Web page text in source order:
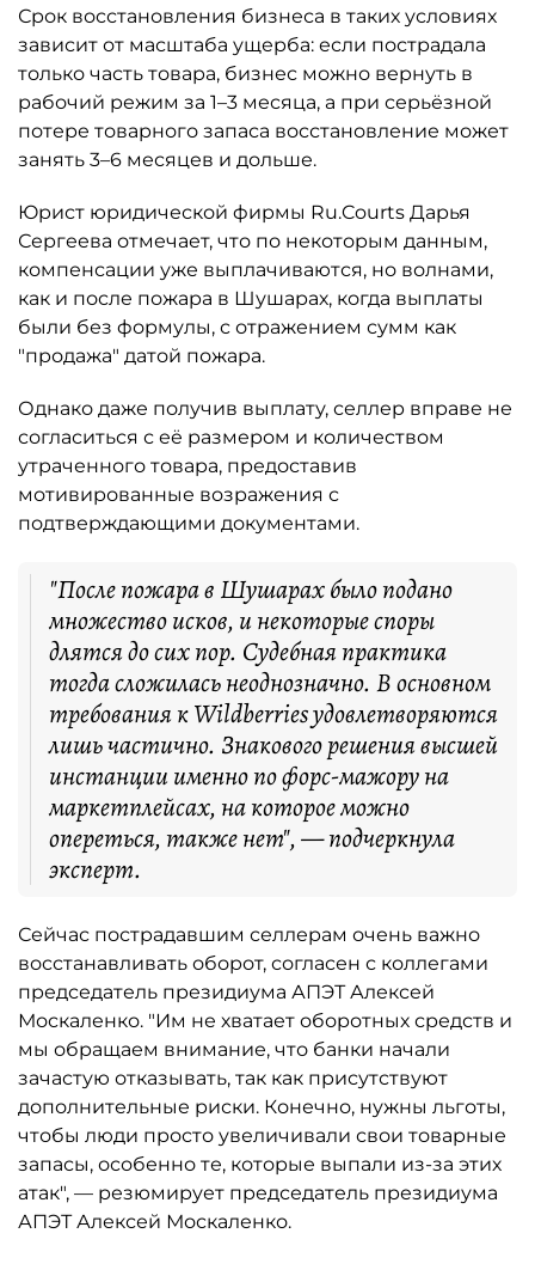
Срок восстановления бизнеса в таких условиях
зависит от масштаба ущерба: если пострадала
только часть товара, бизнес можно вернуть в
рабочий режим за 1–3 месяца, а при серьёзной
потере товарного запаса восстановление может
занять 3–6 месяцев и дольше.
Юрист юридической фирмы Ru.Courts Дарья
Сергеева отмечает, что по некоторым данным,
компенсации уже выплачиваются, но волнами,
как и после пожара в Шушарах, когда выплаты
были без формулы, с отражением сумм как
"продажа" датой пожара.
Однако даже получив выплату, селлер вправе не
согласиться с её размером и количеством
утраченного товара, предоставив
мотивированные возражения с
подтверждающими документами.
"После пожара в Шушарах было подано
множество исков, и некоторые споры
длятся до сих пор. Судебная практика
тогда сложилась неоднозначно. В основном
требования к Wildberries удовлетворяются
лишь частично. Знакового решения высшей
инстанции именно по форс-мажору на
маркетплейсах, на которое можно
опереться, также нет", — подчеркнула
эксперт.
Сейчас пострадавшим селлерам очень важно
восстанавливать оборот, согласен с коллегами
председатель президиума АПЭТ Алексей
Москаленко. "Им не хватает оборотных средств и
мы обращаем внимание, что банки начали
зачастую отказывать, так как присутствуют
дополнительные риски. Конечно, нужны льготы,
чтобы люди просто увеличивали свои товарные
запасы, особенно те, которые выпали из-за этих
атак", — резюмирует председатель президиума
АПЭТ Алексей Москаленко.